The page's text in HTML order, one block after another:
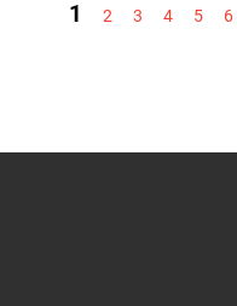
1 2 3 4 5 6